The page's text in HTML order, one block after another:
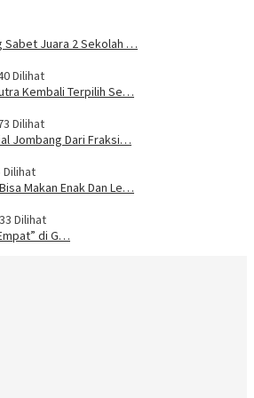
Sabet Juara 2 Sekolah …
Dilihat
Kembali Terpilih Se…
Dilihat
Jombang Dari Fraksi…
Dilihat
Makan Enak Dan Le…
Dilihat
di G…